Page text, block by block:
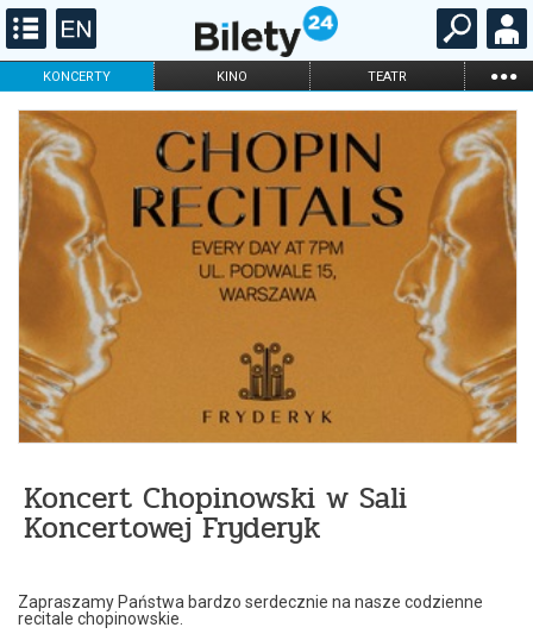
KONCERTY KINO TEATR ...
FILHARMONIA OPERA I BALET
DLA DZIECI
ONLINE KARNETY
Koncert Chopinowski w Sali
Koncertowej Fryderyk
Zapraszamy Państwa bardzo serdecznie na nasze codzienne
recitale chopinowskie.